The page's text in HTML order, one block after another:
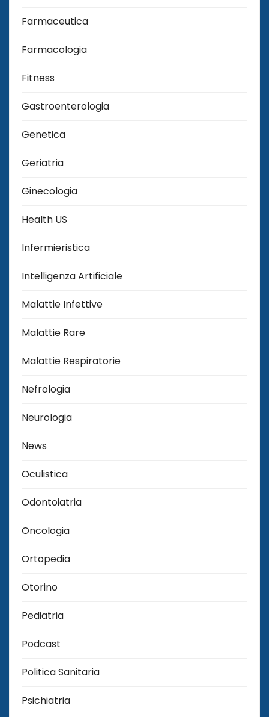
Farmaceutica
Farmacologia
Fitness
Gastroenterologia
Genetica
Geriatria
Ginecologia
Health US
Infermieristica
Intelligenza Artificiale
Malattie Infettive
Malattie Rare
Malattie Respiratorie
Nefrologia
Neurologia
News
Oculistica
Odontoiatria
Oncologia
Ortopedia
Otorino
Pediatria
Podcast
Politica Sanitaria
Psichiatria